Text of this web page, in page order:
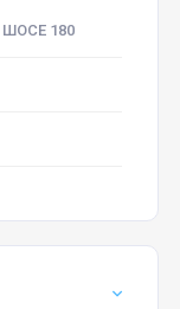
180